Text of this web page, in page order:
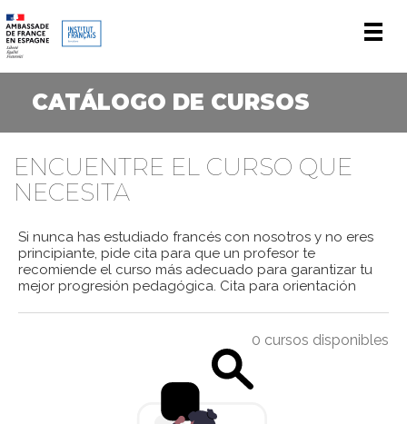
CATÁLOGO DE CURSOS
ENCUENTRE EL CURSO QUE
NECESITA
Si nunca has estudiado francés con nosotros y no eres
principiante, pide cita para que un profesor te
recomiende el curso más adecuado para garantizar tu
mejor progresión pedagógica. Cita para orientación
0 cursos disponibles